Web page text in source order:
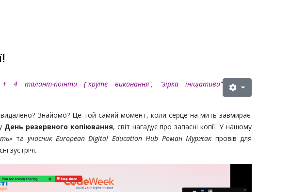
+ 4 талант-поінти ("круте виконання", "зірка ініціативи"
Знайомо? Це той самий момент, коли серце на мить завмирає.
День резервного копіювання, світ нагадує про запасні копії. У нашому
та учасник European Digital Education Hub Роман Муржак провів для
зустрічі.